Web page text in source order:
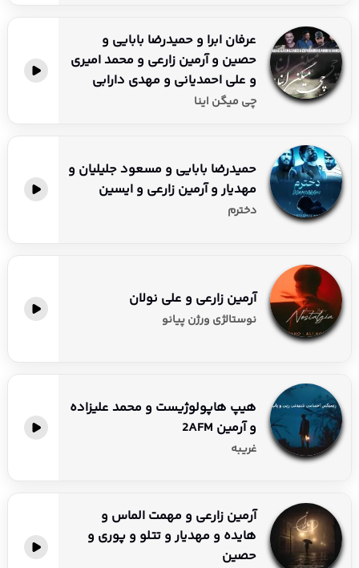
عرفان ابرا و حمیدرضا بابایی و
حصین و آرمین زارعی و محمد امیری
و علی احمدیانی و مهدی دارابی
چی میگن اینا
حمیدرضا بابایی و مسعود جلیلیان و
مهدیار و آرمین زارعی و ایسین
دخترم
آرمین زارعی و علی نولان
نوستالژی ورژن پیانو
هیپ هاپولوژیست و محمد علیزاده
و آرمین 2AFM
غریبه
آرمین زارعی و مهمت الماس و
هایده و مهدیار و تتلو و پوری و
حصین